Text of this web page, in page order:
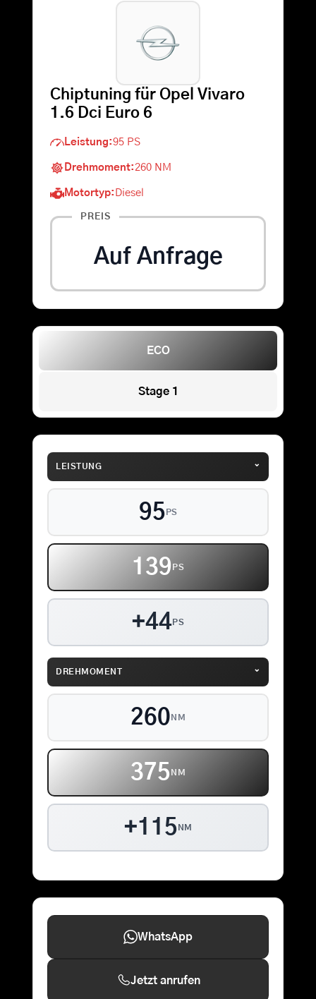
Warenkorb
Chiptuning für Opel Vivaro
1.6 Dci Euro 6
Leistung:95 PS
Drehmoment: 260 NM
Motortyp: Diesel
PREIS
Auf Anfrage
ECO
Stage 1
LEISTUNG ⌄
95 PS
139 PS
+44PS
DREHMOMENT ⌄
260 NM
375 NM
+115 NM
WhatsApp
Jetzt anrufen